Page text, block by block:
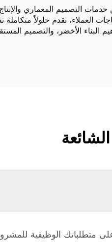
التصميم المعماري والإنتاج
العملاء، نقدم حلولاً
البناء الأخضر، والتصميم
الشائعة
متطلباتك الوظيفية